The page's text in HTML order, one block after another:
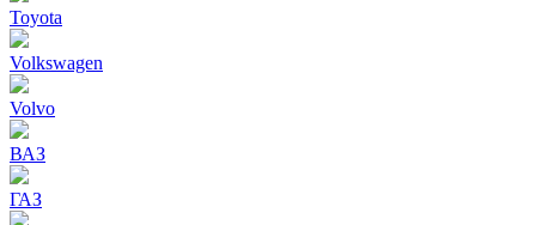
Toyota
Volkswagen
Volvo
ВАЗ
ГАЗ